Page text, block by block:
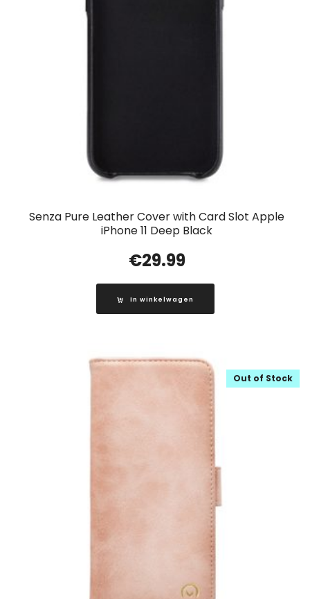
Senza Pure Leather Cover with Card Slot Apple
iPhone 11 Deep Black
€29.99
In winkelwagen
Out of Stock